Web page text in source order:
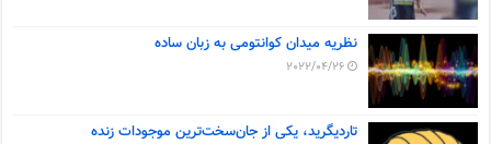
نظریه میدان کوانتومی به زبان ساده
2022/04/26
تاردیگرید، یکی از جان‌سخت‌ترین موجودات زنده